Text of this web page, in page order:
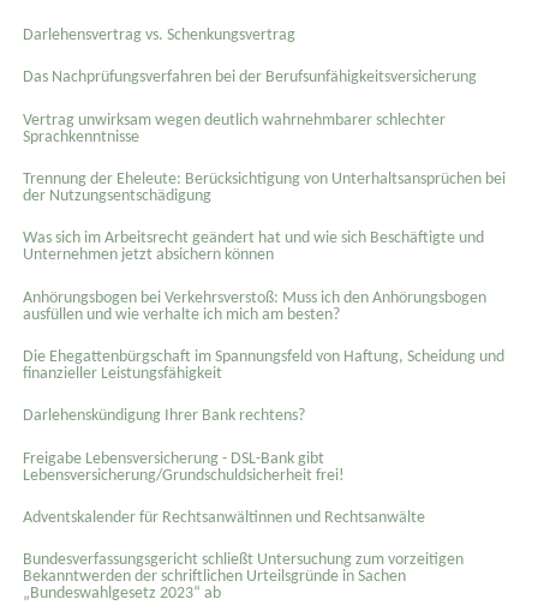
Darlehensvertrag vs. Schenkungsvertrag
Das Nachprüfungsverfahren bei der Berufsunfähigkeitsversicherung
Vertrag unwirksam wegen deutlich wahrnehmbarer schlechter
Sprachkenntnisse
Trennung der Eheleute: Berücksichtigung von Unterhaltsansprüchen bei
der Nutzungsentschädigung
Was sich im Arbeitsrecht geändert hat und wie sich Beschäftigte und
Unternehmen jetzt absichern können
Anhörungsbogen bei Verkehrsverstoß: Muss ich den Anhörungsbogen
ausfüllen und wie verhalte ich mich am besten?
Die Ehegattenbürgschaft im Spannungsfeld von Haftung, Scheidung und
finanzieller Leistungsfähigkeit
Darlehenskündigung Ihrer Bank rechtens?
Freigabe Lebensversicherung - DSL-Bank gibt
Lebensversicherung/Grundschuldsicherheit frei!
Adventskalender für Rechtsanwältinnen und Rechtsanwälte
Bundesverfassungsgericht schließt Untersuchung zum vorzeitigen
Bekanntwerden der schriftlichen Urteilsgründe in Sachen
„Bundeswahlgesetz 2023“ ab